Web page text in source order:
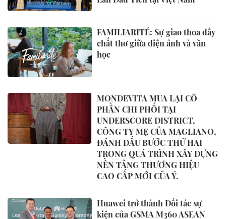
FAMILIARITÉ: Sự giao thoa đầy
chất thơ giữa điện ảnh và văn
học
MONDEVITA MUA LẠI CỔ
PHẦN CHI PHỐI TẠI
UNDERSCORE DISTRICT,
CÔNG TY MẸ CỦA MAGLIANO,
ĐÁNH DẤU BƯỚC THỨ HAI
TRONG QUÁ TRÌNH XÂY DỰNG
NỀN TẢNG THƯƠNG HIỆU
CAO CẤP MỚI CỦA Ý.
Huawei trở thành Đối tác sự
kiện của GSMA M360 ASEAN